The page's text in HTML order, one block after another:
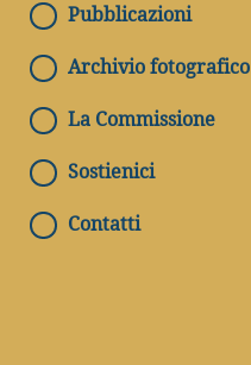
Pubblicazioni
Archivio fotografico
La Commissione
Sostienici
Contatti